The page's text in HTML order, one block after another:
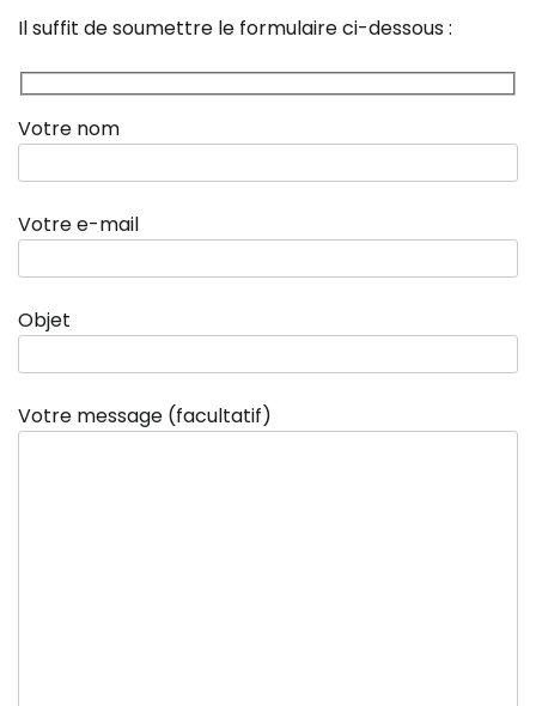
Il suffit de soumettre le formulaire ci-dessous :
Votre nom
Votre e-mail
Objet
Votre message (facultatif)